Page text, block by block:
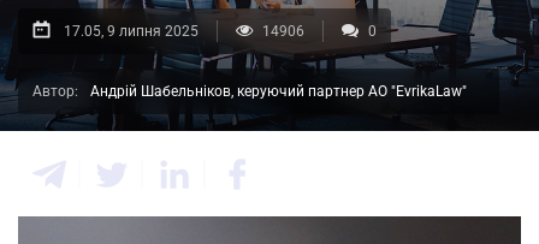
17.05, 9 липня 2025 14906 0
Автор: Андрій Шабельніков, керуючий партнер АО "EvrikaLaw"